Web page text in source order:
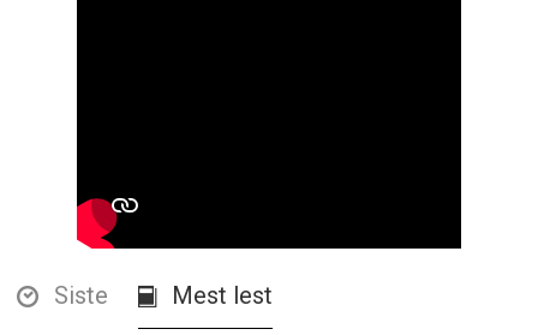
Siste Mest lest